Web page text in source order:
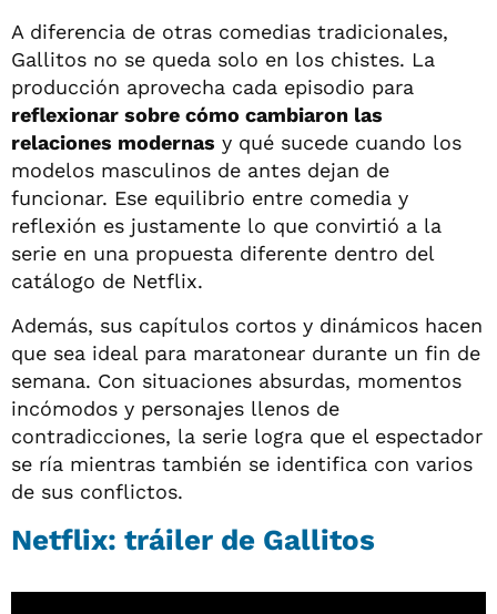
A diferencia de otras comedias tradicionales,
Gallitos no se queda solo en los chistes. La
producción aprovecha cada episodio para
reflexionar sobre cómo cambiaron las
relaciones modernas y qué sucede cuando los
modelos masculinos de antes dejan de
funcionar. Ese equilibrio entre comedia y
reflexión es justamente lo que convirtió a la
serie en una propuesta diferente dentro del
catálogo de Netflix.
Además, sus capítulos cortos y dinámicos hacen
que sea ideal para maratonear durante un fin de
semana. Con situaciones absurdas, momentos
incómodos y personajes llenos de
contradicciones, la serie logra que el espectador
se ría mientras también se identifica con varios
de sus conflictos.
Netflix: tráiler de Gallitos